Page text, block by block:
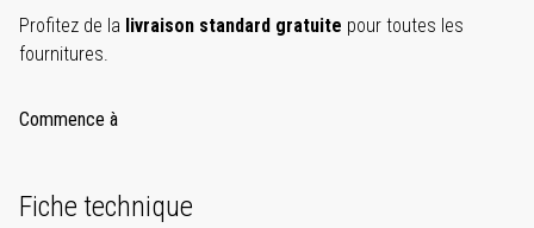
Profitez de la livraison standard gratuite pour toutes les
fournitures.
Commence à
Fiche technique